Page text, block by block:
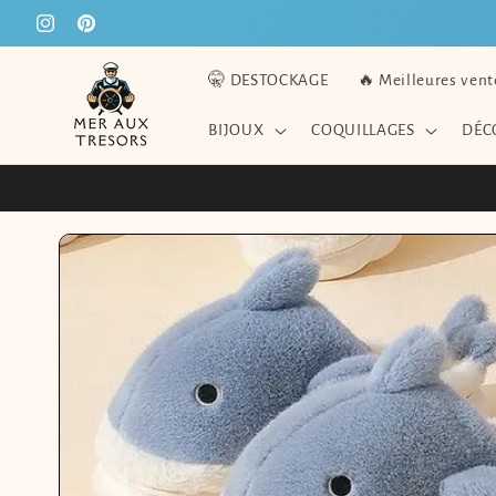
PASSER
AU
CONTENU
InstagramPinterest
🤫 DESTOCKAGE 🔥 Meilleures
BIJOUX COQUILLAGES
PASSER AUX